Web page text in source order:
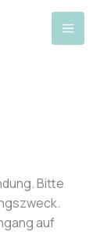
Bitte
auf